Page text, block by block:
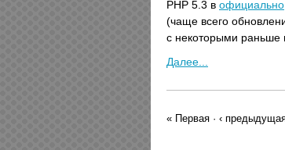
PHP 5.3 в официально
(чаще всего
с некоторыми раньше
Далее...
« Первая · ‹